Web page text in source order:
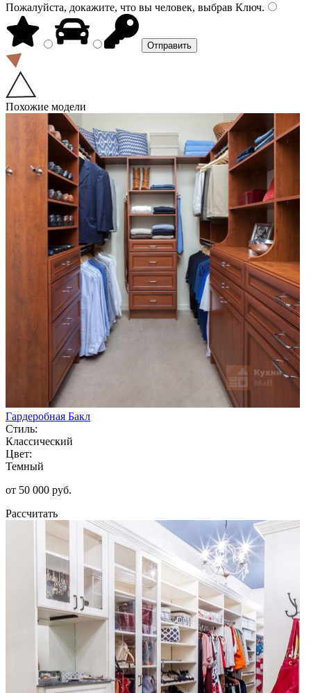
Пожалуйста, докажите, что вы человек, выбрав Ключ.
Похожие модели
Гардеробная Бакл
Стиль:
Классический
Цвет:
Темный
от 50 000 руб.
Рассчитать